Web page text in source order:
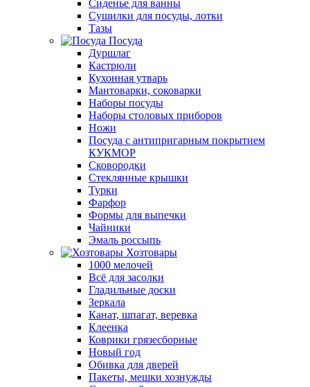
Сиденье для ванны
Сушилки для посуды, лотки
Тазы
Посуда
Дуршлаг
Кастрюли
Кухонная утварь
Мантоварки, соковарки
Наборы посуды
Наборы столовых приборов
Ножи
Посуда с антипригарным покрытием
КУКМОР
Сковородки
Стеклянные крышки
Турки
Фарфор
Формы для выпечки
Чайники
Эмаль россыпь
Хозтовары
1000 мелочей
Всё для засолки
Гладильные доски
Зеркала
Канат, шпагат, веревка
Клеенка
Коврики грязесборные
Новый год
Обивка для дверей
Пакеты, мешки хознужды